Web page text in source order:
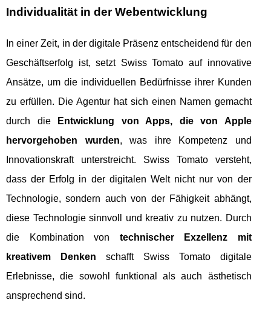
Individualität in der Webentwicklung
In einer Zeit, in der digitale Präsenz entscheidend für den
Geschäftserfolg ist, setzt Swiss Tomato auf innovative
Ansätze, um die individuellen Bedürfnisse ihrer Kunden
zu erfüllen. Die Agentur hat sich einen Namen gemacht
durch die
Entwicklung von Apps, die von Apple
hervorgehoben wurden, was ihre Kompetenz und
Innovationskraft unterstreicht. Swiss Tomato versteht,
dass der Erfolg in der digitalen Welt nicht nur von der
Technologie, sondern auch von der Fähigkeit abhängt,
diese Technologie sinnvoll und kreativ zu nutzen. Durch
die Kombination von technischer Exzellenz mit
kreativem Denken schafft Swiss Tomato digitale
Erlebnisse, die sowohl funktional als auch ästhetisch
ansprechend sind.